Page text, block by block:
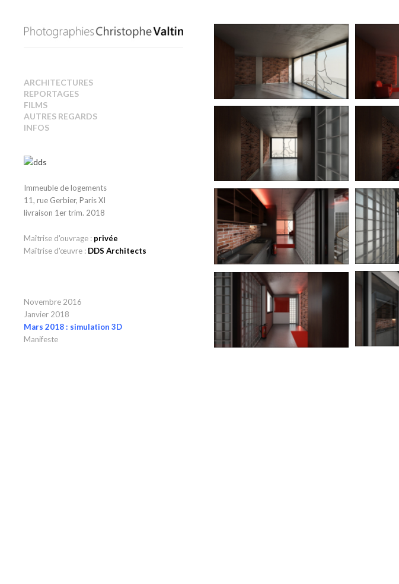
ARCHITECTURES
REPORTAGES
FILMS
AUTRES REGARDS
INFOS
Immeuble de logements
11, rue Gerbier, Paris XI
livraison 1er trim. 2018
Maîtrise d'ouvrage : privée
Maîtrise d'œuvre : DDS Architects
Novembre 2016
Janvier 2018
Mars 2018 : simulation 3D
Manifeste